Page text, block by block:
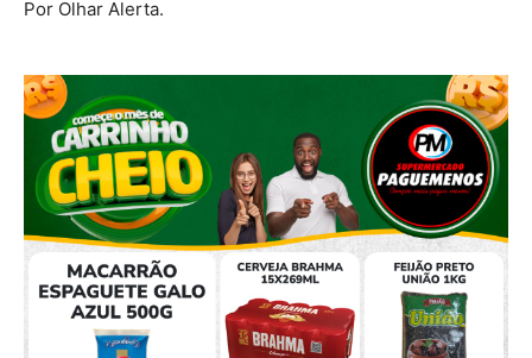
Por Olhar Alerta.